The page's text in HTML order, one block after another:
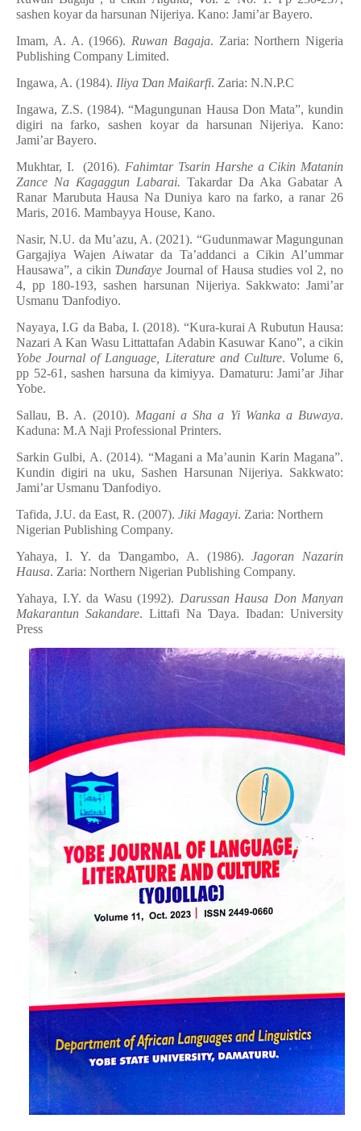
sashen koyar da harsunan Nijeriya. Kano: Jami’ar Bayero.
Imam, A. A. (1966). Ruwan Bagaja. Zaria: Northern Nigeria
Publishing Company Limited.
Ingawa, A. (1984). Iliya Ɗan Maiƙarfi. Zaria: N.N.P.C
Ingawa, Z.S. (1984). “Magungunan Hausa Don Mata”, kundin
digiri na farko, sashen koyar da harsunan Nijeriya. Kano:
Jami’ar Bayero.
Mukhtar, I. (2016). Fahimtar Tsarin Harshe a Cikin Matanin
Zance Na Ƙagaggun Labarai. Takardar Da Aka Gabatar A
Ranar Marubuta Hausa Na Duniya karo na farko, a ranar 26
Maris, 2016. Mambayya House, Kano.
Nasir, N.U. da Mu’azu, A. (2021). “Gudunmawar Magungunan
Gargajiya Wajen Aiwatar da Ta’addanci a Cikin Al’ummar
Hausawa”, a cikinƊunɗaye Journal of Hausa studiesvol 2, no
4, pp 180-193, sashen harsunan Nijeriya. Sakkwato:Jami’ar
Usmanu Ɗanfodiyo.
Nayaya, I.G da Baba, I. (2018). “Kura-kurai A Rubutun Hausa:
Nazari A Kan Wasu Littattafan Adabin Kasuwar Kano”, a cikin
Yobe Journal of Language, Literature and Culture. Volume 6,
pp 52-61, sashen harsuna da kimiyya. Damaturu: Jami’ar Jihar
Yobe.
Sallau, B. A. (2010). Magani a Sha a Yi Wanka a Buwaya.
Kaduna: M.A Naji Professional Printers.
Sarkin Gulbi, A. (2014). “Magani a Ma’aunin Karin Magana”.
Kundin digiri na uku, Sashen Harsunan Nijeriya. Sakkwato:
Jami’ar Usmanu Ɗanfodiyo.
Tafida, J.U. da East, R. (2007). Jiki Magayi. Zaria: Northern
Nigerian Publishing Company.
Yahaya, I. Y. daƊangambo, A. (1986).Jagoran Nazarin
Hausa. Zaria: Northern Nigerian Publishing Company.
Yahaya, I.Y. da Wasu (1992). Darussan Hausa Don Manyan
Makarantun Sakandare. Littafi NaƊaya. Ibadan: University
Press